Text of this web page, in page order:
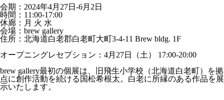
会期：2024年4月27日-6月2日
時間：11:00-17:00
休廊：月 火 水
会場：brew gallery
住所：北海道白老郡白老町大町3-4-11 Brew bldg. 1F
オープニングレセプション：4月27日（土） 17:00-20:00
brew gallery最初の個展は、旧飛生小学校（北海道白老町）を拠
点に創作活動を続ける国松希根太。白老に所縁のある作品を展
示いたします。